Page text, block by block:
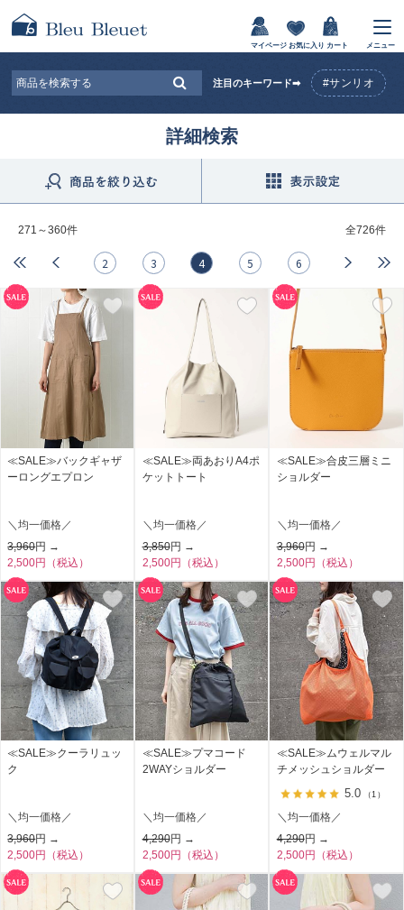
マイページ お気に入り カート メニュー
注目のキーワード➡ #サンリオ
詳細検索
271～360件 全726件
2 3 4 5 6
≪SALE≫バックギャザ
ーロングエプロン
＼均一価格／
3,960円 →
2,500円（税込）
≪SALE≫両あおりA4ポ
ケットトート
＼均一価格／
3,850円 →
2,500円（税込）
≪SALE≫合皮三層ミニ
ショルダー
＼均一価格／
3,960円 →
2,500円（税込）
≪SALE≫クーラリュッ
ク
＼均一価格／
3,960円 →
2,500円（税込）
≪SALE≫プマコード
2WAYショルダー
＼均一価格／
4,290円 →
2,500円（税込）
≪SALE≫ムウェルマル
チメッシュショルダー
5.0 （1）
＼均一価格／
4,290円 →
2,500円（税込）